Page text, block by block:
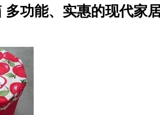
功能、实惠的现代家